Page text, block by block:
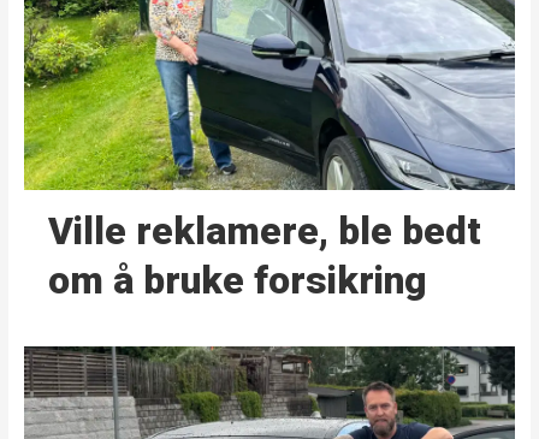
Ville reklamere, ble bedt
om å bruke forsikring